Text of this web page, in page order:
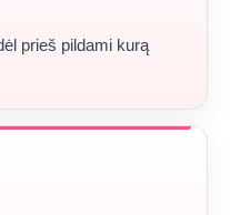
prieš pildami kurą